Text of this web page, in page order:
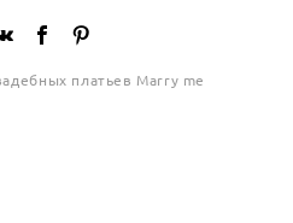
платьев Marry me